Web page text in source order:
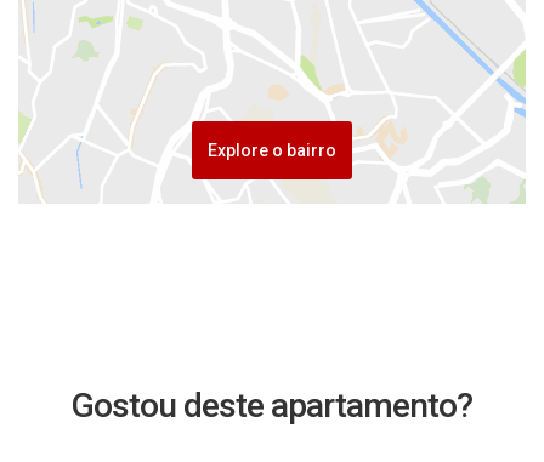
Explore o bairro
Gostou deste apartamento?